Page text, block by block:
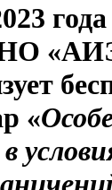
«